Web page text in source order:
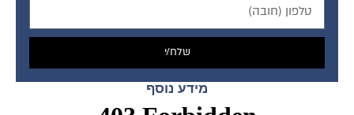
שלח/י
מידע נוסף